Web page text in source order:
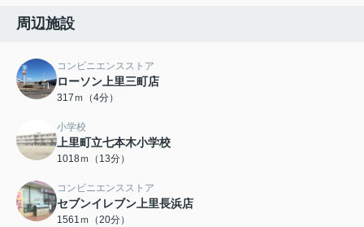
周辺施設
コンビニエンスストア
ローソン上里三町店
317ｍ（4分）
小学校
上里町立七本木小学校
1018ｍ（13分）
コンビニエンスストア
セブンイレブン上里長浜店
1561ｍ（20分）